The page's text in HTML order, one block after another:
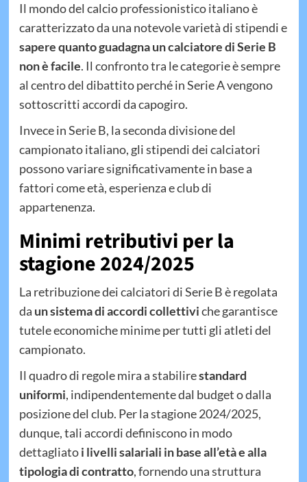
Il mondo del calcio professionistico italiano è
caratterizzato da una notevole varietà di stipendi e
sapere quanto guadagna un calciatore di Serie B
non è facile. Il confronto tra le categorie è sempre
al centro del dibattito perché in Serie A vengono
sottoscritti accordi da capogiro.
Invece in Serie B, la seconda divisione del
campionato italiano, gli stipendi dei calciatori
possono variare significativamente in base a
fattori come età, esperienza e club di
appartenenza.
Minimi retributivi per la
stagione 2024/2025
La retribuzione dei calciatori di Serie B è regolata
da un sistema di accordi collettiviche garantisce
tutele economiche minime per tutti gli atleti del
campionato.
Il quadro di regole mira a stabilirestandard
uniformi, indipendentemente dal budget o dalla
posizione del club. Per la stagione 2024/2025,
dunque, tali accordi definiscono in modo
dettagliatoi livelli salariali in base all’età e alla
tipologia di contratto, fornendo una struttura